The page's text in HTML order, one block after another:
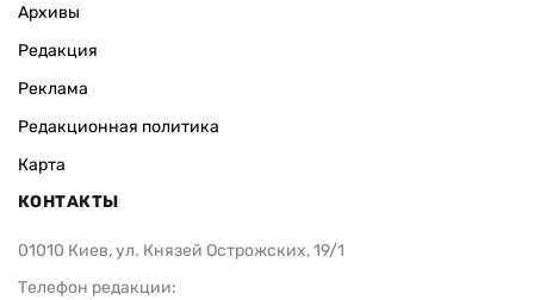
Архивы
Редакция
Реклама
Редакционная политика
Карта
КОНТАКТЫ
01010 Киев, ул. Князей Острожских, 19/1
Телефон редакции: